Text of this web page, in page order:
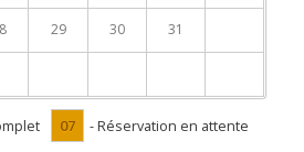
29 30 31
07 - Réservation en attente